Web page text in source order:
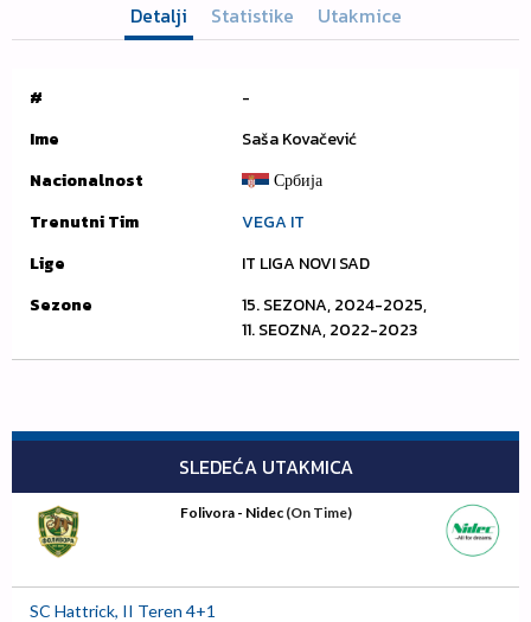
Detalji
Statistike Utakmice
#
-
Ime
Saša Kovačević
Nacionalnost
Србија
Trenutni Tim
VEGA IT
Lige
IT LIGA NOVI SAD
Sezone
15. SEZONA, 2024-2025,
11. SEOZNA, 2022-2023
SLEDEĆA UTAKMICA
Folivora - Nidec(On Time)
SC Hattrick, II Teren 4+1